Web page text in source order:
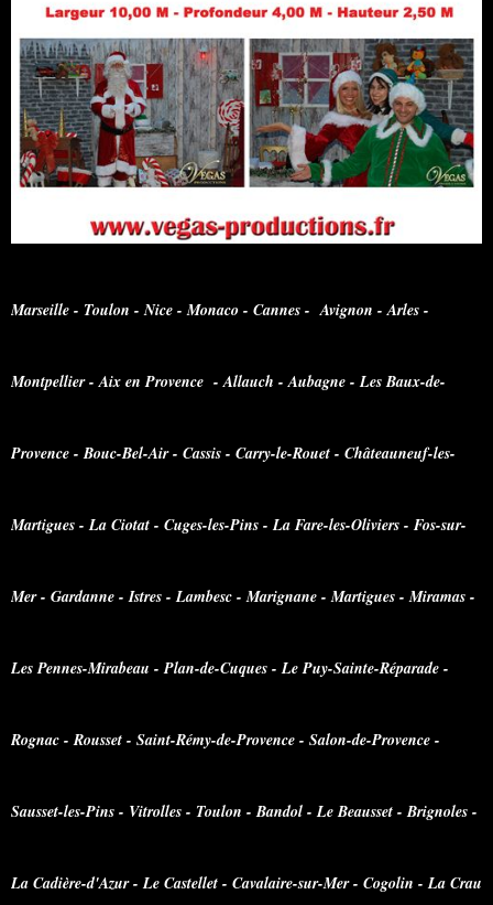
Marseille - Toulon - Nice - Monaco - Cannes - Avignon - Arles -
Montpellier - Aix en Provence - Allauch - Aubagne - Les Baux-de-
Provence - Bouc-Bel-Air - Cassis - Carry-le-Rouet - Châteauneuf-les-
Martigues - La Ciotat - Cuges-les-Pins - La Fare-les-Oliviers - Fos-sur-
Mer - Gardanne - Istres - Lambesc - Marignane - Martigues - Miramas -
Les Pennes-Mirabeau - Plan-de-Cuques - Le Puy-Sainte-Réparade -
Rognac - Rousset - Saint-Rémy-de-Provence - Salon-de-Provence -
Sausset-les-Pins - Vitrolles - Toulon - Bandol - Le Beausset - Brignoles -
La Cadière-d'Azur - Le Castellet - Cavalaire-sur-Mer - Cogolin - La Crau